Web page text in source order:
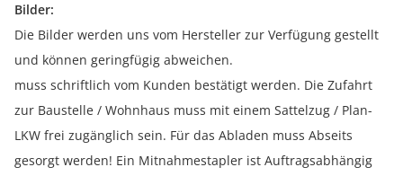
Bilder:
Die Bilder werden uns vom Hersteller zur Verfügung gestellt
und können geringfügig abweichen.
muss schriftlich vom Kunden bestätigt werden. Die Zufahrt
zur Baustelle / Wohnhaus muss mit einem Sattelzug / Plan-
LKW frei zugänglich sein. Für das Abladen muss Abseits
gesorgt werden! Ein Mitnahmestapler ist Auftragsabhängig